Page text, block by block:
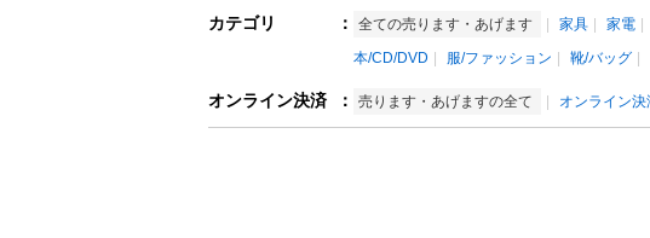
カテゴリ ： 全ての売ります・あげます 家具 家電
本/CD/DVD
服/ファッション 靴/バッグ
オンライン決済 ： 売ります・あげますの全て オンライン